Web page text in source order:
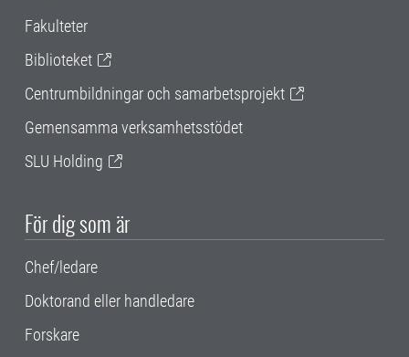
Fakulteter
Biblioteket
Centrumbildningar och samarbetsprojekt
Gemensamma verksamhetsstödet
SLU Holding
För dig som är
Chef/ledare
Doktorand eller handledare
Forskare